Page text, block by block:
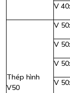
V
Thép hình
V50
V
V
V
V